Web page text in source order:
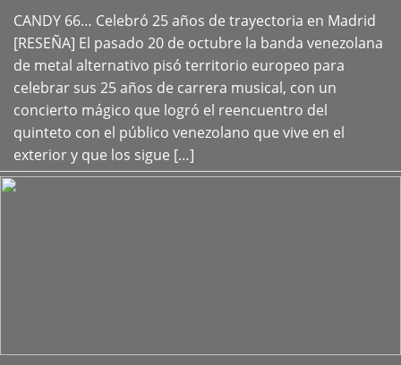
CANDY 66… Celebró 25 años de trayectoria en Madrid
[RESEÑA] El pasado 20 de octubre la banda venezolana
de metal alternativo pisó territorio europeo para
celebrar sus 25 años de carrera musical, con un
concierto mágico que logró el reencuentro del
quinteto con el público venezolano que vive en el
exterior y que los sigue […]
+